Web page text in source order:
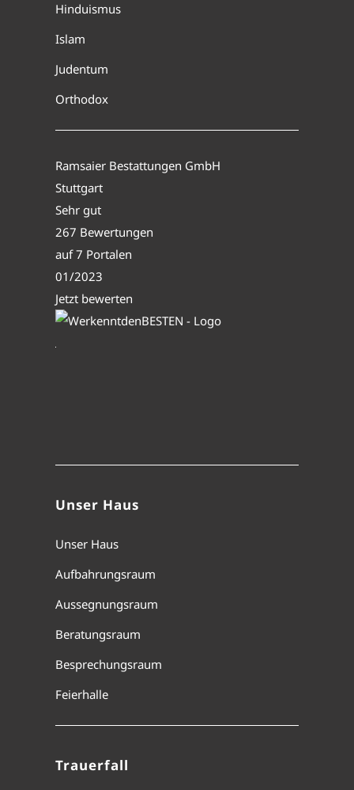
Hinduismus
Islam
Judentum
Orthodox
Ramsaier Bestattungen GmbH
Stuttgart
Sehr gut
267 Bewertungen
auf 7 Portalen
01/2023
Jetzt bewerten
Unser Haus
Unser Haus
Aufbahrungsraum
Aussegnungsraum
Beratungsraum
Besprechungsraum
Feierhalle
Trauerfall